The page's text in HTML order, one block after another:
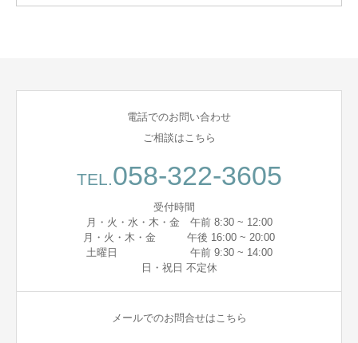
電話でのお問い合わせ
ご相談はこちら
TEL. 058-322-3605
受付時間
月・火・水・木・金 午前 8:30 ~ 12:00
月・火・木・金 午後 16:00 ~ 20:00
土曜日 午前 9:30 ~ 14:00
日・祝日 不定休
メールでのお問合せはこちら